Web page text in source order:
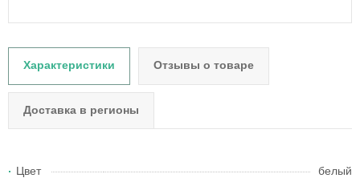
Характеристики Отзывы о товаре
Доставка в регионы
Цвет
белый